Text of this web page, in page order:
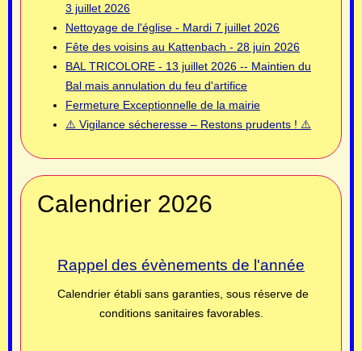
3 juillet 2026
Nettoyage de l'église - Mardi 7 juillet 2026
Fête des voisins au Kattenbach - 28 juin 2026
BAL TRICOLORE - 13 juillet 2026 -- Maintien du
Bal mais annulation du feu d'artifice
Fermeture Exceptionnelle de la mairie
⚠️ Vigilance sécheresse – Restons prudents ! ⚠️
Calendrier 2026
Rappel des évènements de l'année
Calendrier établi sans garanties, sous réserve de
conditions sanitaires favorables.